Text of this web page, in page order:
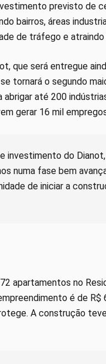
previsto de
bairros, áreas
de tráfego e
que será entregue
tornará o segundo
até 200
gerar 16 mil
investimento do
numa fase bem
de iniciar a
apartamentos no
é de
A construção